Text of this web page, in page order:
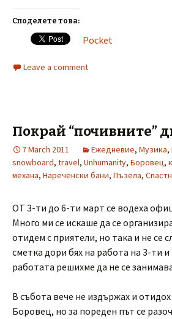
Споделете това:
Pocket
Leave a comment
Покрай “почивните”
7 March 2011 Ежедневие, Музика,
snowboard, travel, Unhumanity, Боровец,
механа, Нареченски бани, Пъзела,
ОТ 3-ти до 6-ти март се водеха
Много ми се искаше да се
отидем с приятели, но така и не се
сметка дори бях на работа на 3-ти
работата решихме да не се
В събота вече не издържах и
Боровец, но за пореден път се